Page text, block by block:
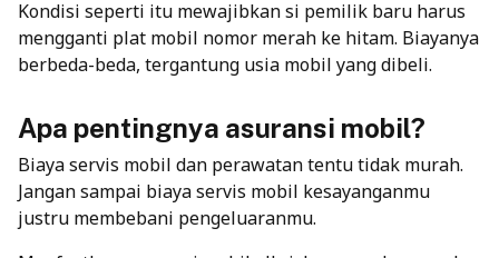
Kondisi seperti itu mewajibkan si pemilik baru harus
mengganti plat mobil nomor merah ke hitam. Biayanya
berbeda-beda, tergantung usia mobil yang dibeli.
Apa pentingnya asuransi mobil?
Biaya servis mobil dan perawatan tentu tidak murah.
Jangan sampai biaya servis mobil kesayanganmu
justru membebani pengeluaranmu.